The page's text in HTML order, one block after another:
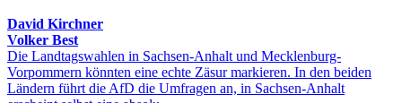
David Kirchner
Volker Best
Die Landtagswahlen in Sachsen-Anhalt und Mecklenburg-
Vorpommern könnten eine echte Zäsur markieren. In den beiden
Ländern führt die AfD die Umfragen an, in Sachsen-Anhalt